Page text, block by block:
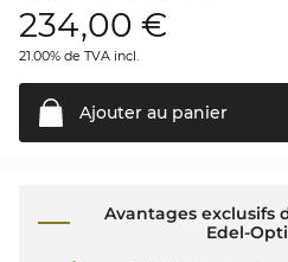
234,00 €
21.00% de TVA incl.
Ajouter au panier
Avantages exclusifs
Edel-